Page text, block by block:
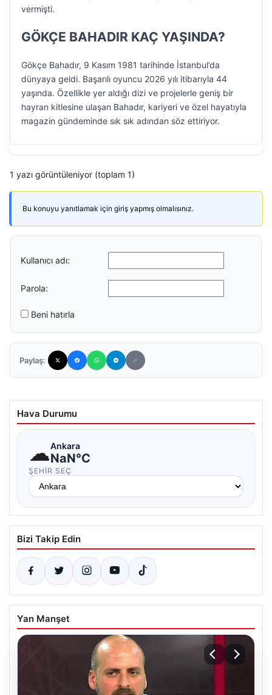
vermişti.
GÖKÇE BAHADIR KAÇ YAŞINDA?
Gökçe Bahadır, 9 Kasım 1981 tarihinde İstanbul’da
dünyaya geldi. Başarılı oyuncu 2026 yılı itibarıyla 44
yaşında. Özellikle yer aldığı dizi ve projelerle geniş bir
hayran kitlesine ulaşan Bahadır, kariyeri ve özel hayatıyla
magazin gündeminde sık sık adından söz ettiriyor.
1 yazı görüntüleniyor (toplam 1)
Bu konuyu yanıtlamak için giriş yapmış olmalısınız.
Kullanıcı adı:
Parola:
Beni hatırla
Paylaş:
Hava Durumu
☁Ankara
NaN°C
ŞEHIR SEÇ
Bizi Takip Edin
Yan Manşet